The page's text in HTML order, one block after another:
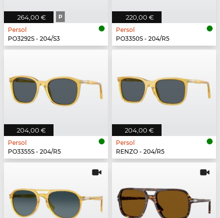
264,00 € P
Persol
PO3292S - 204/S3
220,00 €
Persol
PO3350S - 204/R5
204,00 €
Persol
PO3355S - 204/R5
204,00 €
Persol
RENZO - 204/R5